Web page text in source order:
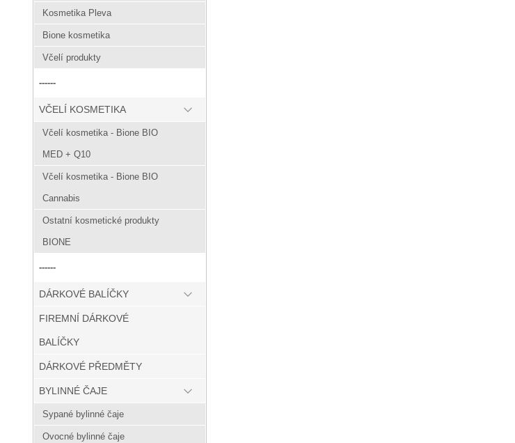
Kosmetika Pleva
Bione kosmetika
Včelí produkty
------
VČELÍ KOSMETIKA
Včelí kosmetika - Bione BIO
MED + Q10
Včelí kosmetika - Bione BIO
Cannabis
Ostatní kosmetické produkty
BIONE
------
DÁRKOVÉ BALÍČKY
FIREMNÍ DÁRKOVÉ
BALÍČKY
DÁRKOVÉ PŘEDMĚTY
BYLINNÉ ČAJE
Sypané bylinné čaje
Ovocné bylinné čaje